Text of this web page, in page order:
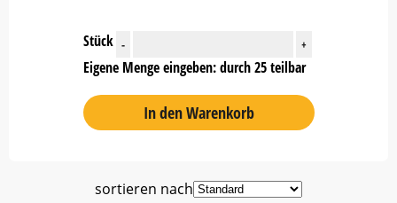
Stück - +
Eigene Menge eingeben: durch 25 teilbar
In den Warenkorb
sortieren nach